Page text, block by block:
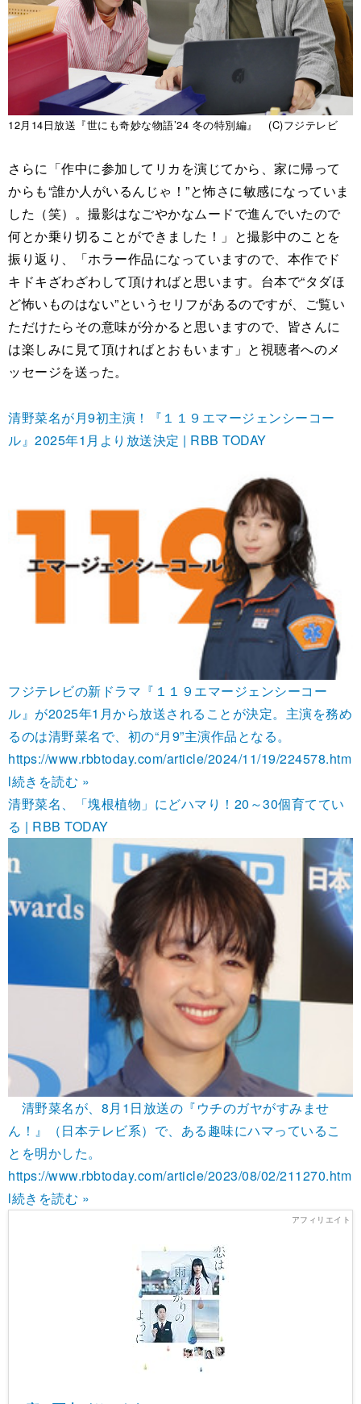
12月14日放送『世にも奇妙な物語’24 冬の特別編』 (C)フジテレビ
さらに「作中に参加してリカを演じてから、家に帰って
からも“誰か人がいるんじゃ！”と怖さに敏感になっていま
した（笑）。撮影はなごやかなムードで進んでいたので
何とか乗り切ることができました！」と撮影中のことを
振り返り、「ホラー作品になっていますので、本作でド
キドキざわざわして頂ければと思います。台本で“タダほ
ど怖いものはない”というセリフがあるのですが、ご覧い
ただけたらその意味が分かると思いますので、皆さんに
は楽しみに見て頂ければとおもいます」と視聴者へのメ
ッセージを送った。
清野菜名が月9初主演！『１１９エマージェンシーコー
ル』2025年1月より放送決定 | RBB TODAY
フジテレビの新ドラマ『１１９エマージェンシーコー
ル』が2025年1月から放送されることが決定。主演を務め
るのは清野菜名で、初の“月9”主演作品となる。
https://www.rbbtoday.com/article/2024/11/19/224578.htm
l続きを読む »
清野菜名、「塊根植物」にどハマり！20～30個育ててい
る | RBB TODAY
清野菜名が、8月1日放送の『ウチのガヤがすみませ
ん！』（日本テレビ系）で、ある趣味にハマっているこ
とを明かした。
https://www.rbbtoday.com/article/2023/08/02/211270.htm
l続きを読む »